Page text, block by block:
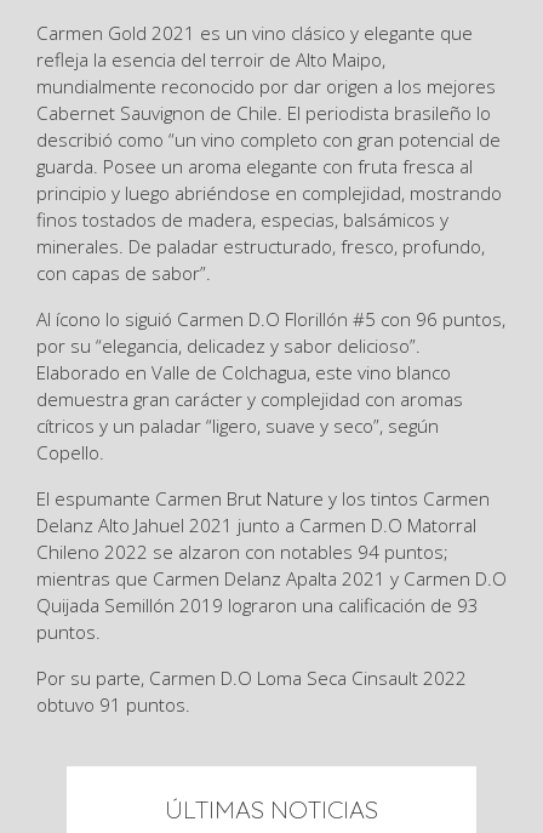
Carmen Gold 2021 es un vino clásico y elegante que
refleja la esencia del terroir de Alto Maipo,
mundialmente reconocido por dar origen a los mejores
Cabernet Sauvignon de Chile. El periodista brasileño lo
describió como “un vino completo con gran potencial de
guarda. Posee un aroma elegante con fruta fresca al
principio y luego abriéndose en complejidad, mostrando
finos tostados de madera, especias, balsámicos y
minerales. De paladar estructurado, fresco, profundo,
con capas de sabor”.
Al ícono lo siguió Carmen D.O Florillón #5 con 96 puntos,
por su “elegancia, delicadez y sabor delicioso”.
Elaborado en Valle de Colchagua, este vino blanco
demuestra gran carácter y complejidad con aromas
cítricos y un paladar “ligero, suave y seco”, según
Copello.
El espumante Carmen Brut Nature y los tintos Carmen
Delanz Alto Jahuel 2021 junto a Carmen D.O Matorral
Chileno 2022 se alzaron con notables 94 puntos;
mientras que Carmen Delanz Apalta 2021 y Carmen D.O
Quijada Semillón 2019 lograron una calificación de 93
puntos.
Por su parte, Carmen D.O Loma Seca Cinsault 2022
obtuvo 91 puntos.
ÚLTIMAS NOTICIAS